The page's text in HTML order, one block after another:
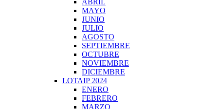
ABRIL
MAYO
JUNIO
JULIO
AGOSTO
SEPTIEMBRE
OCTUBRE
NOVIEMBRE
DICIEMBRE
LOTAIP 2024
ENERO
FEBRERO
MARZO